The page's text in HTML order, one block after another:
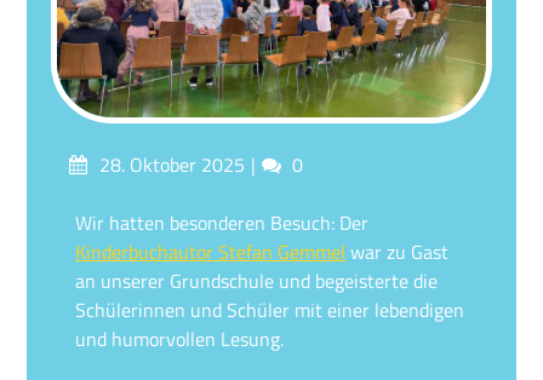
Posted28. Oktober 2025 Comments
0
Wir hatten besonderen Besuch: Der
Kinderbuchautor Stefan Gemmel war zu Gast
an unserer Grundschule und begeisterte die
Schülerinnen und Schüler mit einer lebendigen
und humorvollen Lesung.